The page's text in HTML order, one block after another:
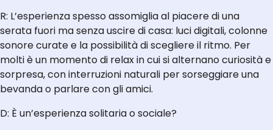
R: L’esperienza spesso assomiglia al piacere di una
serata fuori ma senza uscire di casa: luci digitali, colonne
sonore curate e la possibilità di scegliere il ritmo. Per
molti è un momento di relax in cui si alternano curiosità e
sorpresa, con interruzioni naturali per sorseggiare una
bevanda o parlare con gli amici.
D: È un’esperienza solitaria o sociale?